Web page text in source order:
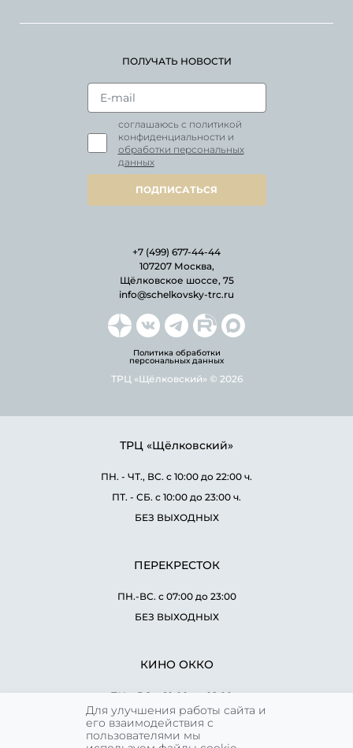
ПОЛУЧАТЬ НОВОСТИ
соглашаюсь с политикой
конфиденциальности и
обработки персональных
данных
ПОДПИСАТЬСЯ
+7 (499) 677-44-44
107207 Москва,
Щёлковское шоссе, 75
info@schelkovsky-trc.ru
Политика обработки
персональных данных
ТРЦ «Щёлковский» © 2026
ТРЦ «Щёлковский»
ПН. - ЧТ., ВС. с 10:00 до 22:00 ч.
ПТ. - СБ. с 10:00 до 23:00 ч.
БЕЗ ВЫХОДНЫХ
ПЕРЕКРЕСТОК
ПН.-ВС. с 07:00 до 23:00
БЕЗ ВЫХОДНЫХ
КИНО ОККО
ПН. - ВС. с 10:00 до 02:00 ч.
БЕЗ ВЫХОДНЫХ
Для улучшения работы сайта и
его взаимодействия с
пользователями мы